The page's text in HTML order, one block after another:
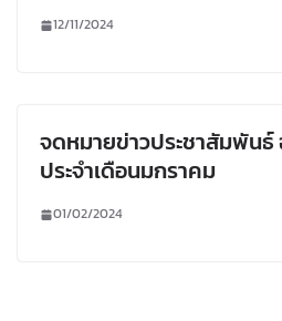
12/11/2024
จดหมายข่าวประชาสัมพัน
ประจำเดือนมกราคม
01/02/2024